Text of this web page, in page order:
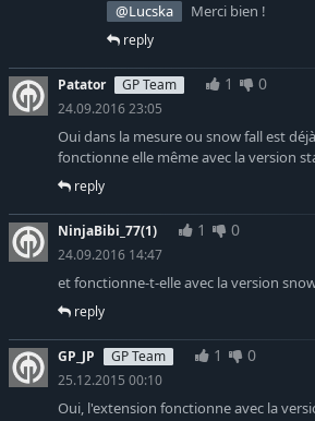
@Lucska Merci bien !
reply
Patator GP Team 1 0
24.09.2016 23:05
Oui dans la mesure ou snow fall est
fonctionne elle même avec la version
reply
NinjaBibi_77(1) 1 0
24.09.2016 14:47
et fonctionne-t-elle avec la version
reply
GP_JP GP Team 1 0
25.12.2015 00:10
Oui, l'extension fonctionne avec la